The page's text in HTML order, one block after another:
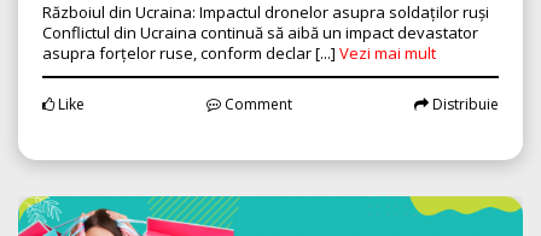
Războiul din Ucraina: Impactul dronelor asupra soldaților ruși
Conflictul din Ucraina continuă să aibă un impact devastator
asupra forțelor ruse, conform declar [...] Vezi mai mult
Like Comment Distribuie